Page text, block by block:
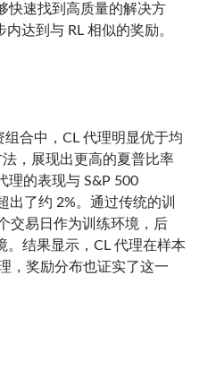
快速找到高质量的解决方
达到与 RL 相似的奖励。
合中，CL 代理明显优于均
，展现出更高的夏普比率
理的表现与 S&P 500
出了约 2%。通过传统的训
交易日作为训练环境，后
。结果显示，CL 代理在样本
，奖励分布也证实了这一